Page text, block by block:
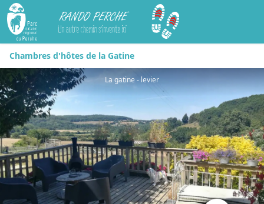
Rando Perche
Chambres d'hôtes de la Gatine
La gatine - levier